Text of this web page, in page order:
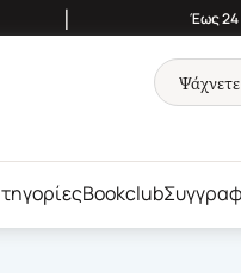
| Έως 24
Bookclub